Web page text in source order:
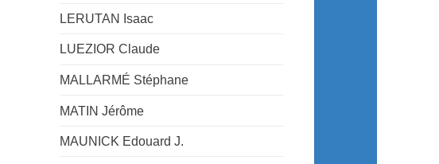
LERUTAN Isaac
LUEZIOR Claude
MALLARMÉ Stéphane
MATIN Jérôme
MAUNICK Edouard J.